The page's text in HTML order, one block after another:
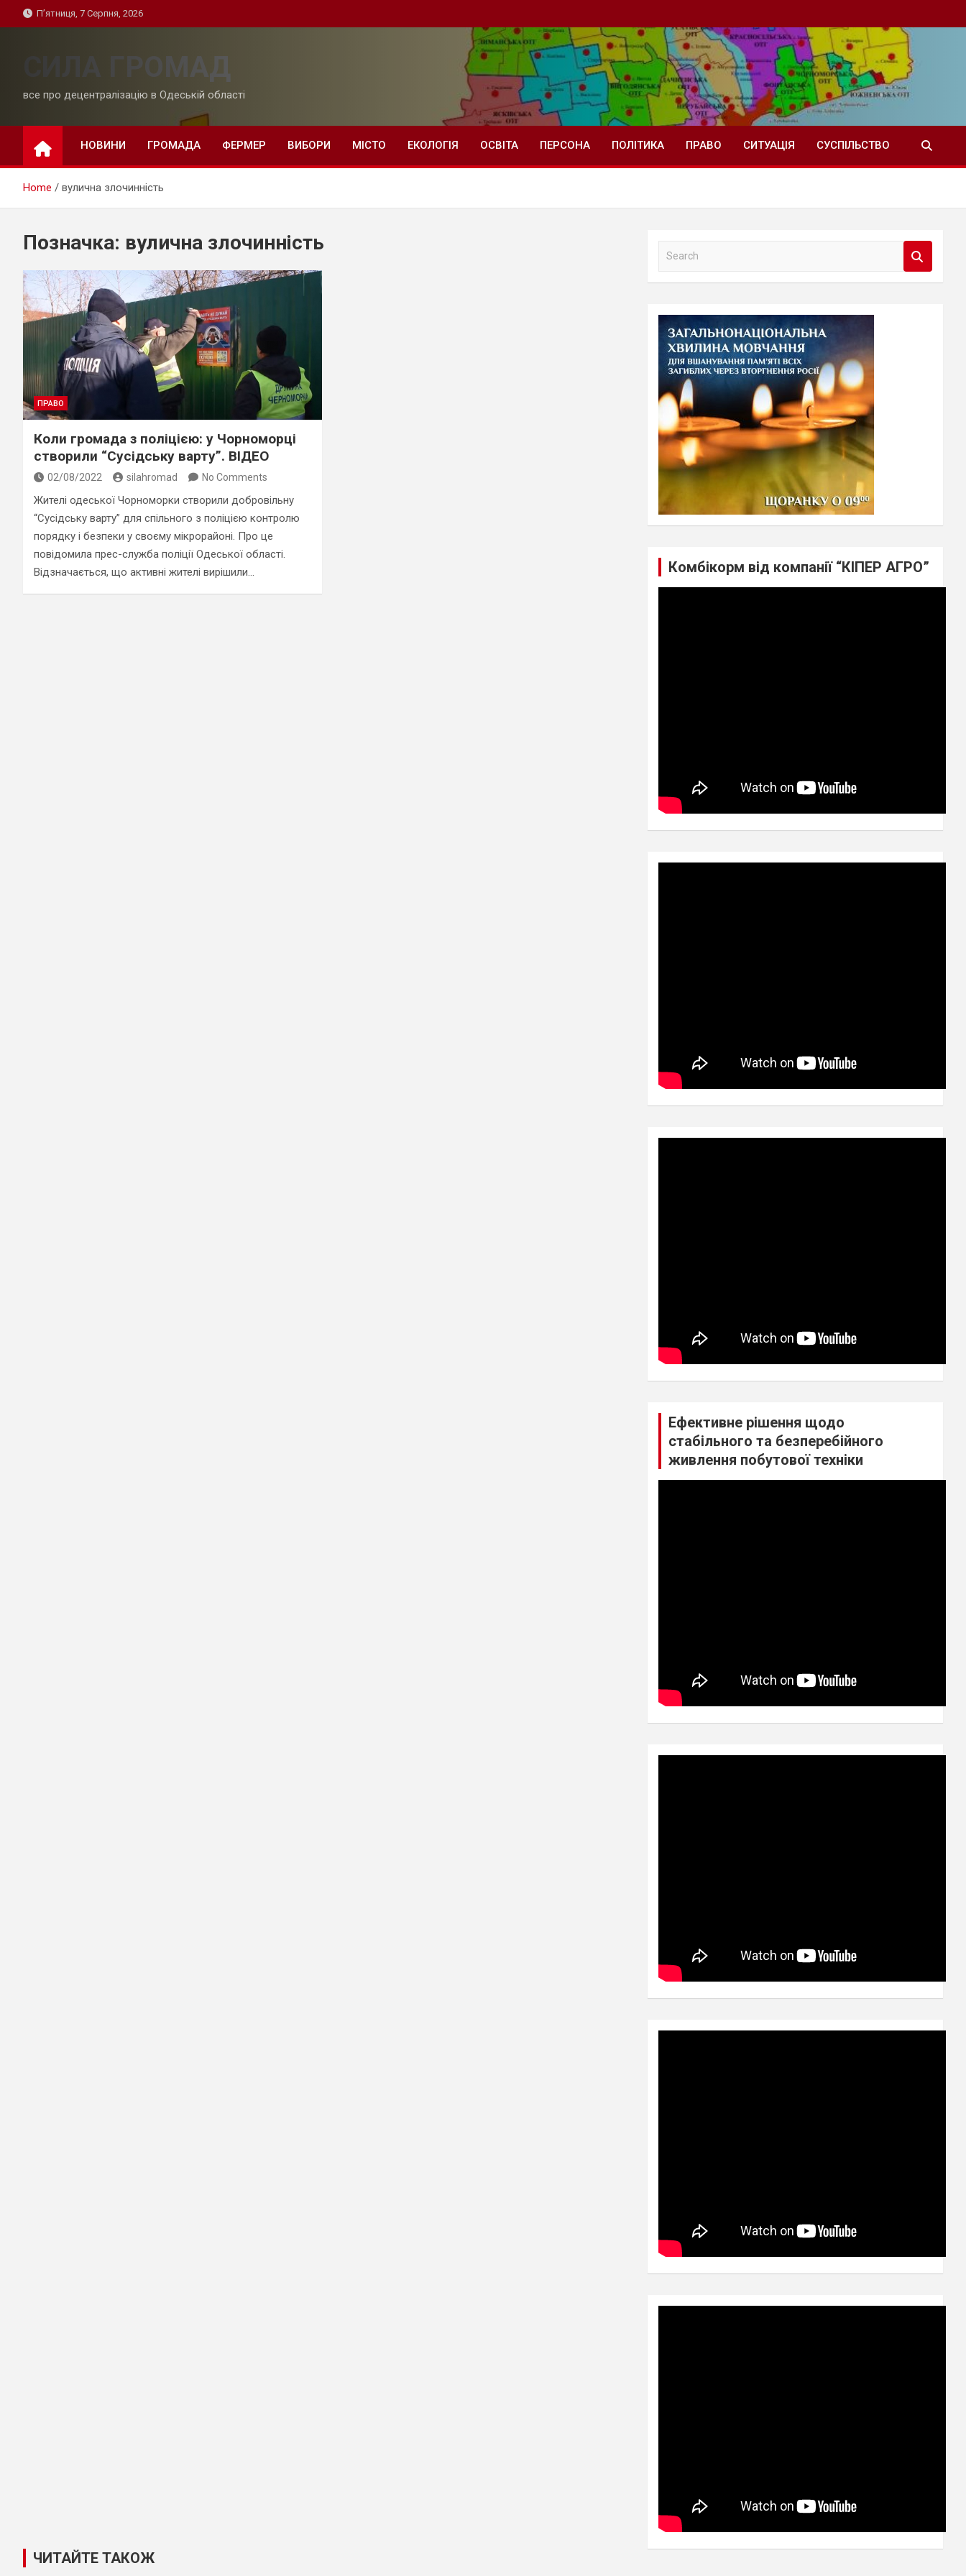
to
П’ятниця, 7 Серпня, 2026
СИЛА ГРОМАД
все про децентралізацію в Одеській області
НОВИНИ ГРОМАДА ФЕРМЕР ВИБОРИ МІСТО ЕКОЛОГІЯ ОСВІТА ПЕРСОНА ПОЛІТИКА ПРАВО СИТУАЦІЯ СУСПІЛЬСТВО
Home вулична злочинність
Позначка: вулична злочинність
ПРАВО
Коли громада з поліцією: у Чорноморці
створили “Сусідську варту”. ВІДЕО
02/08/2022 silahromad No Comments
Жителі одеської Чорноморки створили добровільну
“Сусідську варту” для спільного з поліцією контролю
порядку і безпеки у своєму мікрорайоні. Про це
повідомила прес-служба поліції Одеської області.
Відзначається, що активні жителі вирішили…
a
Комбікорм від компанії “КІПЕР АГРО”
Ефективне рішення щодо
стабільного та безперебійного
живлення побутової техніки
ЧИТАЙТЕ ТАКОЖ